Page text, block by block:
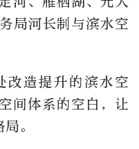
局河长制与滨水空
造提升的滨水空
间体系的空白，让
。